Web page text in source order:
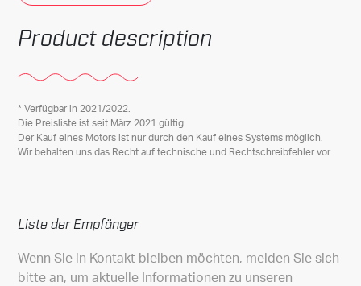
Product description
* Verfügbar in 2021/2022.
Die Preisliste ist seit März 2021 gültig.
Der Kauf eines Motors ist nur durch den Kauf eines Systems möglich.
Wir behalten uns das Recht auf technische und Rechtschreibfehler vor.
Liste der Empfänger
Wenn Sie in Kontakt bleiben möchten, melden Sie sich
bitte an, um aktuelle Informationen zu unseren